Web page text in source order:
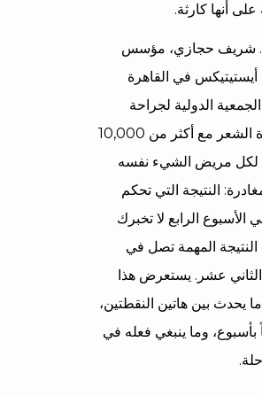
أنها كارثة.
شريف حجازي، مؤسس
أيستيتيكس في القاهرة
الدولية لجراحة
استعادة الشعر مع أكثر من 10,000
لكل مريض الشيء نفسه
النتيجة التي تحكم
الأسبوع الرابع لا تخبرك
المهمة تصل في
عشر. يستعرض هذا
ما يحدث بين هاتين النقطتين،
بأسبوع، وما ينبغي فعله في